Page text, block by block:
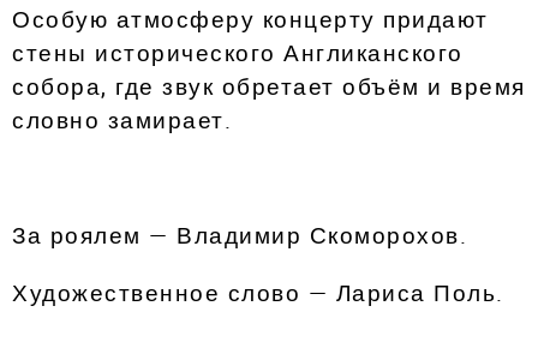
Особую атмосферу концерту придают
стены исторического Англиканского
собора, где звук обретает объём и время
словно замирает.
За роялем — Владимир Скоморохов.
Художественное слово — Лариса Поль.